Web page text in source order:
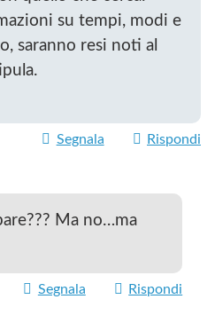
su tempi, modi e
saranno resi noti al
Segnala Rispondi
Ma no…ma
Segnala Rispondi